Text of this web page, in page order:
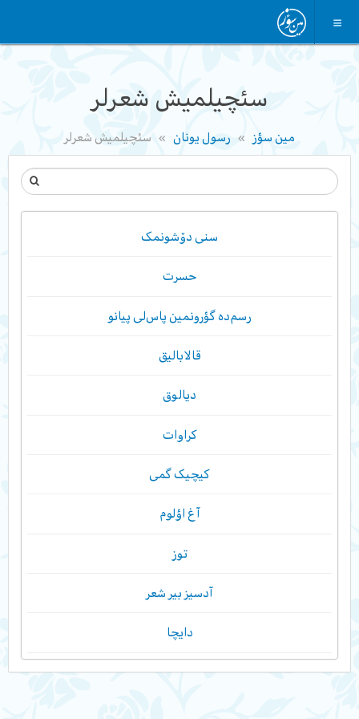
سئچیلمیش شعرلر
مین سؤز رسول یونان سئچیلمیش شعرلر
سنی دۆشونمک
حسرت
رسم‌ده گؤرونمین پاس‌لی پیانو
قالابالیق
دیالوق
کراوات
کیچیک گمی
آغ اؤلوم
توز
آدسیز بیر شعر
دایچا